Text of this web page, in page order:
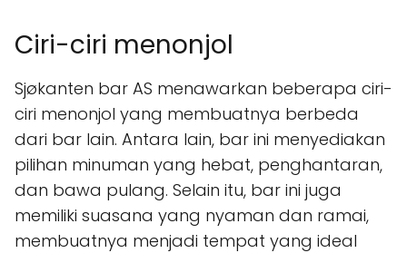
Ciri-ciri menonjol
Sjøkanten bar AS menawarkan beberapa ciri-
ciri menonjol yang membuatnya berbeda
dari bar lain. Antara lain, bar ini menyediakan
pilihan minuman yang hebat, penghantaran,
dan bawa pulang. Selain itu, bar ini juga
memiliki suasana yang nyaman dan ramai,
membuatnya menjadi tempat yang ideal